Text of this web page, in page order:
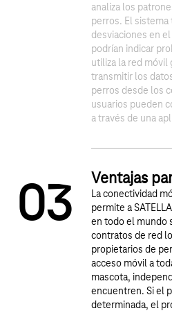
03
analiza los
perros. El
desviaciones en
podrían indicar
utiliza la red móvil
transmitir los
perros desde los
usuarios pueden
a través de una
Ventajas
La conectividad
permite a
en todo el mundo
contratos de red
propietarios de
acceso móvil a
mascota,
encuentren. Si el
determinada, el